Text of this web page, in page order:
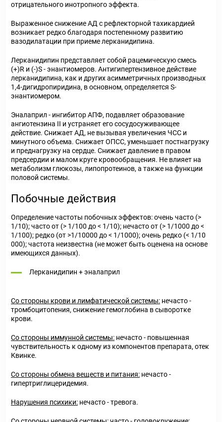
отрицательного инотропного эффекта.
Выраженное снижение АД с рефлекторной тахикардией
возникает редко благодаря постепенному развитию
вазодилатации при приеме лерканидипина.
Лерканидипин представляет собой рацемическую смесь
(+)R и (-)S - энантиомеров. Антигипертензивное действие
лерканидипина, как и других асимметричных производных
1,4-дигидропиридина, в основном, определяется S-
энантиомером.
Эналаприл - ингибитор АПФ, подавляет образование
ангиотензина II и устраняет его сосудосуживающее
действие. Снижает АД, не вызывая увеличения ЧСС и
минутного объема. Снижает ОПСС, уменьшает постнагрузку
и преднагрузку на сердце. Снижает давление в правом
предсердии и малом круге кровообращения. Не влияет на
метаболизм глюкозы, липопротеинов, а также на функции
половой системы.
Побочные действия
Определение частоты побочных эффектов: очень часто (>
1/10); часто от (> 1/100 до < 1/10); нечасто от (> 1/1000 до <
1/100); редко (от >1/10000 до < 1/1000); очень редко (< 1/10
000); частота неизвестна (не может быть оценена на основе
имеющихся данных).
Лерканидипин + эналаприл
Со стороны крови и лимфатической системы: нечасто -
тромбоцитопения, снижение гемоглобина в сыворотке
крови.
Со стороны иммунной системы: нечасто - повышенная
чувствительность к одному из компонентов препарата, отек
Квинке.
Со стороны обмена веществ и питания: нечасто -
гипертриглицеридемия.
Нарушения психики: нечасто - тревога.